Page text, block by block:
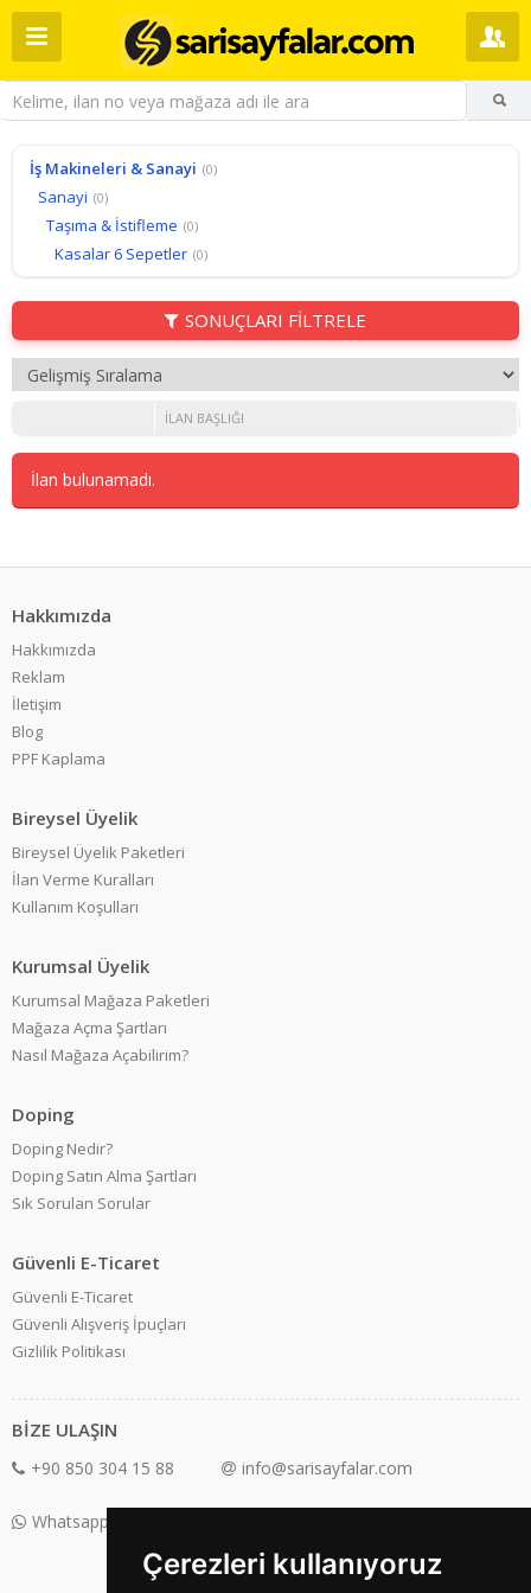
Çerezleri kullanıyoruz
İş Makineleri & Sanayi (0)
Sanayi (0)
Taşıma & İstifleme (0)
Kasalar 6 Sepetler (0)
SONUÇLARI FİLTRELE
İLAN BAŞLIĞI
İlan bulunamadı.
Hakkımızda
Hakkımızda
Reklam
İletişim
Blog
PPF Kaplama
Bireysel Üyelik
Bireysel Üyelik Paketleri
İlan Verme Kuralları
Kullanım Koşulları
Kurumsal Üyelik
Kurumsal Mağaza Paketleri
Mağaza Açma Şartları
Nasıl Mağaza Açabilirim?
Doping
Doping Nedir?
Doping Satın Alma Şartları
Sık Sorulan Sorular
Güvenli E-Ticaret
Güvenli E-Ticaret
Güvenli Alışveriş İpuçları
Gizlilik Politikası
BİZE ULAŞIN
+90 850 304 15 88 info@sarisayfalar.com
Whatsapp Destek: +90 850 304 15 88